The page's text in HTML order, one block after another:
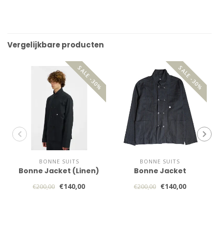
Vergelijkbare producten
SALE -30%
BONNE SUITS
Bonne Jacket (Linen)
€200,00 €140,00
SALE -30%
BONNE SUITS
Bonne Jacket
€200,00 €140,00